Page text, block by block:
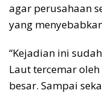
agar perusahaan
yang
“Kejadian ini
Laut tercemar
besar. Sampai